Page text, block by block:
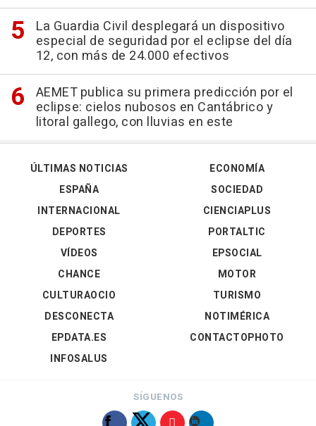
La Guardia Civil desplegará un dispositivo
especial de seguridad por el eclipse del día
12, con más de 24.000 efectivos
AEMET publica su primera predicción por el
eclipse: cielos nubosos en Cantábrico y
litoral gallego, con lluvias en este
ÚLTIMAS NOTICIAS
ESPAÑA
INTERNACIONAL
DEPORTES
VÍDEOS
ECONOMÍA
SOCIEDAD
CIENCIAPLUS
PORTALTIC
EPSOCIAL
CHANCE
CULTURAOCIO
DESCONECTA
EPDATA.ES
INFOSALUS
MOTOR
TURISMO
NOTIMÉRICA
CONTACTOPHOTO
SÍGUENOS